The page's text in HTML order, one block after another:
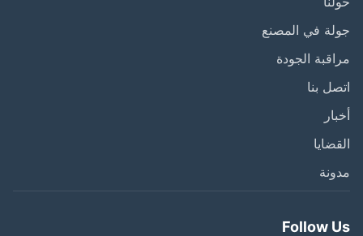
في المصنع
الجودة
بنا
Follow